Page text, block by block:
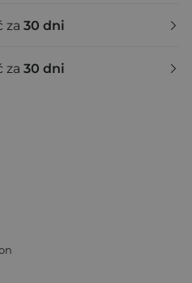
za 30 dni
za 30 dni